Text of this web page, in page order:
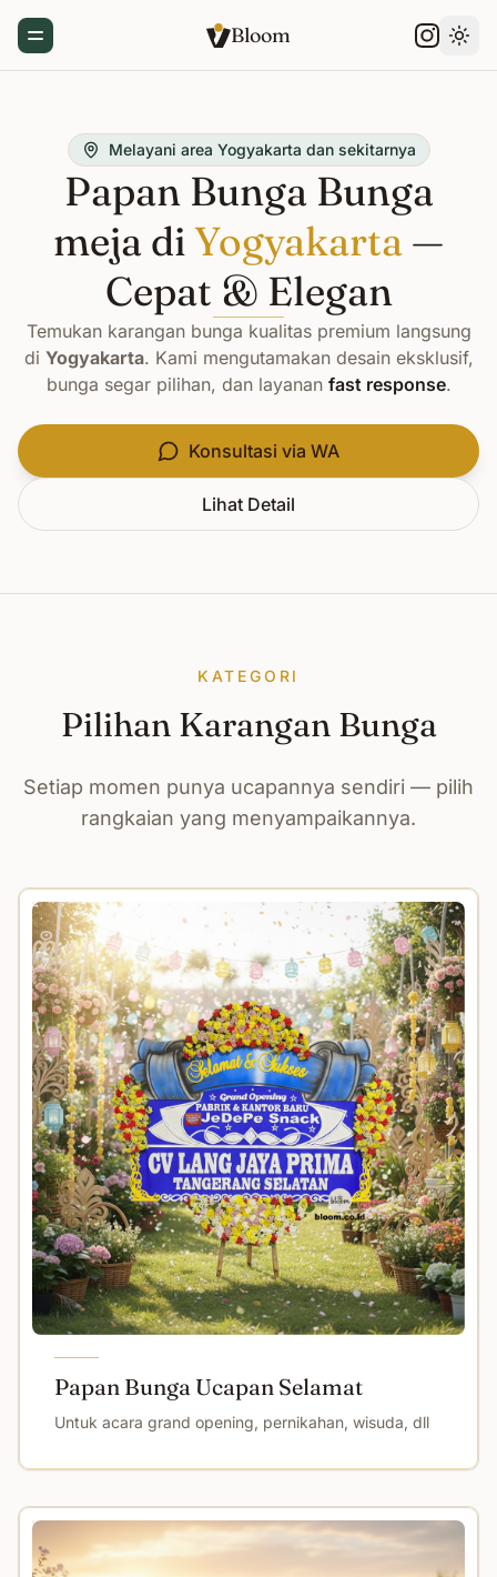
Toggle Menu Bloom
Melayani area Yogyakarta dan sekitarnya
Papan Bunga Bunga
meja diYogyakarta —
Cepat & Elegan
Temukan karangan bunga kualitas premium langsung
di Yogyakarta. Kami mengutamakan desain eksklusif,
bunga segar pilihan, dan layanan fast response.
Konsultasi via WA
Lihat Detail
KATEGORI
Pilihan Karangan Bunga
Setiap momen punya ucapannya sendiri — pilih
rangkaian yang menyampaikannya.
Papan Bunga Ucapan Selamat
Untuk acara grand opening, pernikahan, wisuda, dll